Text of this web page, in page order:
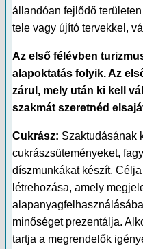
állandóan fejlődő
tele vagy újító tervekkel,
Az első félévben
alapoktatás folyik. Az
zárul, mely után ki kell
szakmát szeretnéd
Cukrász: Szaktudásának
cukrászsüteményeket,
díszmunkákat készít.
létrehozása, amely
minőséget prezentálja.
tartja a megrendelők